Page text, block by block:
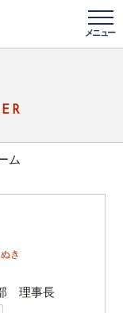
メニュー
ム
き
理事長